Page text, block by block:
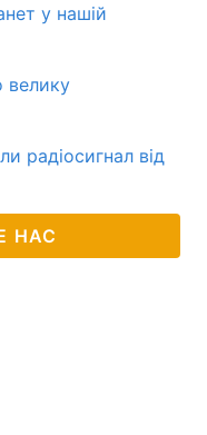
у нашій
велику
радіосигнал від
НАС